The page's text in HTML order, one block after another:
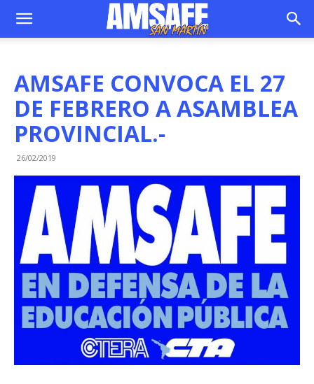
AMSAFE CONVOCA EL 27
DE FEBRERO A ASAMBLEA
PROVINCIAL.-
26/02/2019